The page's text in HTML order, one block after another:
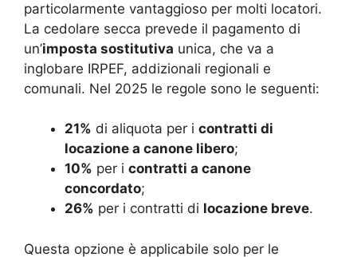
particolarmente vantaggioso per molti locatori.
La cedolare secca prevede il pagamento di
un’imposta sostitutiva unica, che va a
inglobare IRPEF, addizionali regionali e
comunali. Nel 2025 le regole sono le seguenti:
21% di aliquota per i contratti di
locazione a canone libero;
10% per i contratti a canone
concordato;
26% per i contratti di locazione breve.
Questa opzione è applicabile solo per le